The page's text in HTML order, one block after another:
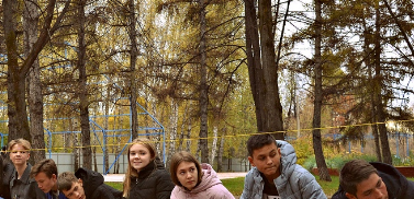
МЕТОДИЧЕСКАЯ ДЕЯТЕЛЬНОСТЬ ФИЛИАЛЫ ПРЕСС-ЦЕНТР